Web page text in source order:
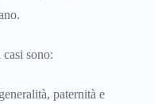
sono:
paternità e